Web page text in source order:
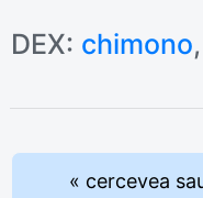
DEX: chimono,
« cercevea